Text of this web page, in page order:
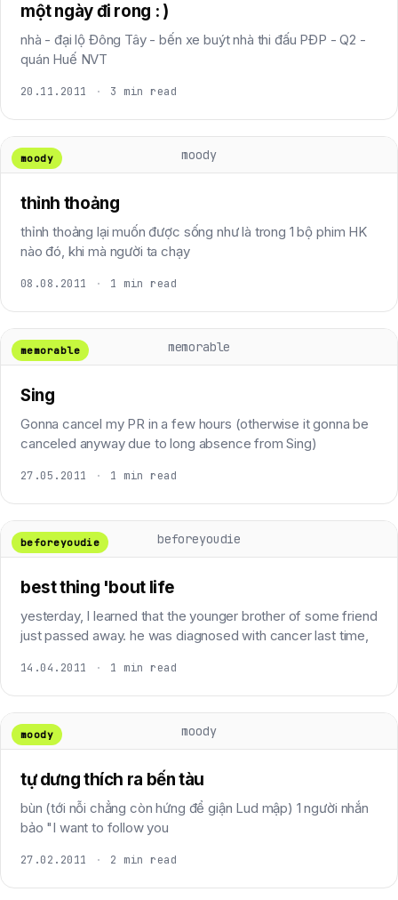
một ngày đi rong : )
nhà - đại lộ Đông Tây - bến xe buýt nhà thi đấu PĐP - Q2 -
quán Huế NVT
20.11.2011 · 3 min read
moody
moody
thỉnh thoảng
thỉnh thoảng lại muốn được sống như là trong 1 bộ phim HK
nào đó, khi mà người ta chạy
08.08.2011 · 1 min read
memorable
memorable
Sing
Gonna cancel my PR in a few hours (otherwise it gonna be
canceled anyway due to long absence from Sing)
27.05.2011 · 1 min read
beforeyoudie
beforeyoudie
best thing 'bout life
yesterday, I learned that the younger brother of some friend
just passed away. he was diagnosed with cancer last time,
14.04.2011 · 1 min read
moody
moody
tự dưng thích ra bến tàu
bùn (tới nỗi chẳng còn hứng để giận Lud mập) 1 người nhắn
bảo "I want to follow you
27.02.2011 · 2 min read